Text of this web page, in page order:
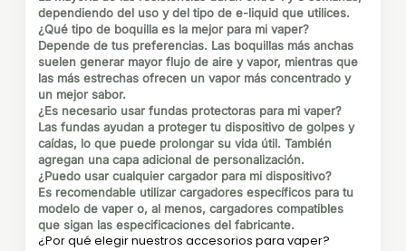
dependiendo del uso y del tipo de e-liquid que utilices.
¿Qué tipo de boquilla es la mejor para mi vaper?
Depende de tus preferencias. Las boquillas más anchas
suelen generar mayor flujo de aire y vapor, mientras que
las más estrechas ofrecen un vapor más concentrado y
un mejor sabor.
¿Es necesario usar fundas protectoras para mi vaper?
Las fundas ayudan a proteger tu dispositivo de golpes y
caídas, lo que puede prolongar su vida útil. También
agregan una capa adicional de personalización.
¿Puedo usar cualquier cargador para mi dispositivo?
Es recomendable utilizar cargadores específicos para tu
modelo de vaper o, al menos, cargadores compatibles
que sigan las especificaciones del fabricante.
¿Por qué elegir nuestros accesorios para vaper?